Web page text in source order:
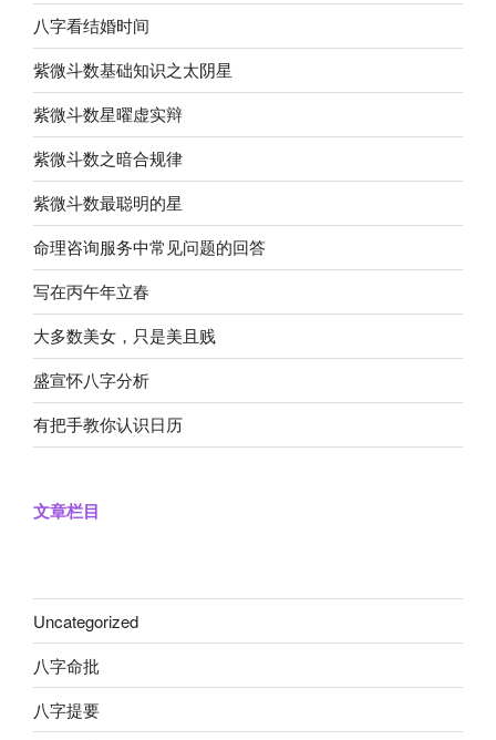
八字看结婚时间
紫微斗数基础知识之太阴星
紫微斗数星曜虚实辩
紫微斗数之暗合规律
紫微斗数最聪明的星
命理咨询服务中常见问题的回答
写在丙午年立春
大多数美女，只是美且贱
盛宣怀八字分析
有把手教你认识日历
文章栏目
Uncategorized
八字命批
八字提要